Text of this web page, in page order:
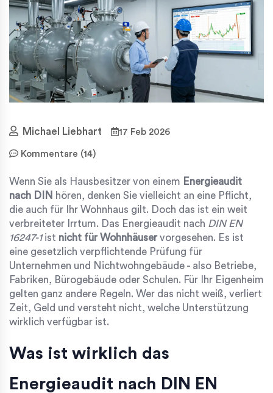
Michael Liebhart 17 Feb 2026
Kommentare (14)
Wenn Sie als Hausbesitzer von einem Energieaudit
nach DIN hören, denken Sie vielleicht an eine Pflicht,
die auch für Ihr Wohnhaus gilt. Doch das ist ein weit
verbreiteter Irrtum. Das Energieaudit nach DIN EN
16247-1ist nicht für Wohnhäuservorgesehen. Es ist
eine gesetzlich verpflichtende Prüfung für
Unternehmen und Nichtwohngebäude - also Betriebe,
Fabriken, Bürogebäude oder Schulen. Für Ihr Eigenheim
gelten ganz andere Regeln. Wer das nicht weiß, verliert
Zeit, Geld und versteht nicht, welche Unterstützung
wirklich verfügbar ist.
Was ist wirklich das
Energieaudit nach DIN EN